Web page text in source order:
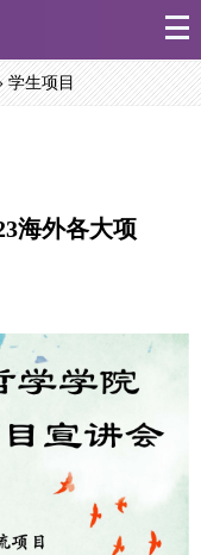
学生项目
海外各大项